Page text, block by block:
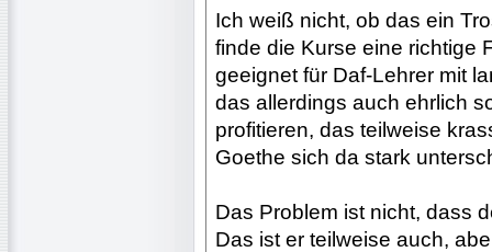
Ich weiß nicht, ob das ein
finde die Kurse eine richtige
geeignet für Daf-Lehrer mit
das allerdings auch ehrlich
profitieren, das teilweise
Goethe sich da stark
Das Problem ist nicht, dass
Das ist er teilweise auch,